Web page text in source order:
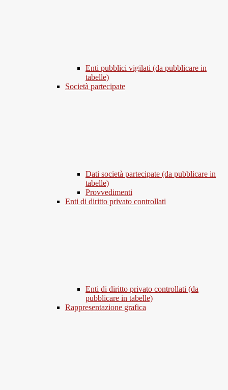
Enti pubblici vigilati (da pubblicare in
tabelle)
Società partecipate
Dati società partecipate (da pubblicare in
tabelle)
Provvedimenti
Enti di diritto privato controllati
Enti di diritto privato controllati (da
pubblicare in tabelle)
Rappresentazione grafica